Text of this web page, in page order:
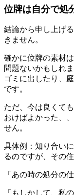
位牌は自分で処
結論から申し上げ
きません。
確かに位牌の素材
問題ないかもしれ
ゴミに出したり、
です。
ただ、今は良くて
おけばよかった、
せん。
具体例：知り合い
るのですが、その
「あの時の処分の
「もしかして、私